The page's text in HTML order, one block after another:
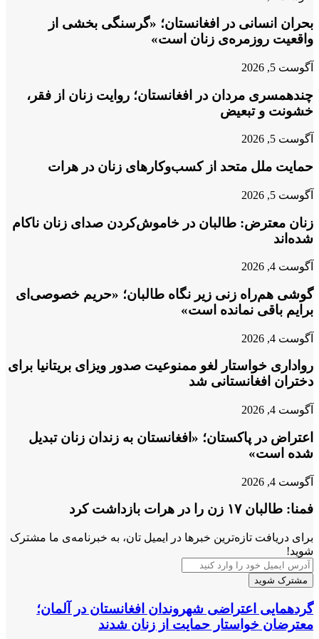
بحران انسانی در افغانستان؛ «گرسنگی بخشی از
واقعیت روزمره‌ی زنان است»
آگوست 5, 2026
چندهمسری مردان در افغانستان؛ روایت زنان از فقر،
خشونت و تبعیض
آگوست 5, 2026
حمایت ملل متحد از کسب‌وکارهای زنان در هرات
آگوست 5, 2026
زنان معترض: طالبان در خاموش‌کردن صدای زنان ناکام
شده‌اند
آگوست 4, 2026
گوشی هم‌راه زنی زیر نگاه طالبان؛ «حریم خصوصی‌ای
برایم باقی نمانده است»
آگوست 4, 2026
رواداری خواستار لغو ممنوعیت صدور ویزای بریتانیا برای
دختران افغانستانی شد
آگوست 4, 2026
اعتراض در پاکستان؛ «افغانستان به زندان زنان تبدیل
شده است»
آگوست 4, 2026
فمنا: طالبان ۱۷ زن را در هرات بازداشت کرد
برای دریافت تازه‌ترین خبرها در ایمیل تان، به خبرنامه‌ی ما مشترک
شوید!
آدرس
ایمیل
خود
را
وارد
کنید
گردهمایی
اعتراضی
شهروندان
گردهمایی اعتراضی شهروندان افغانستان در آلمان؛
معترضان خواستار حمایت از زنان شدند